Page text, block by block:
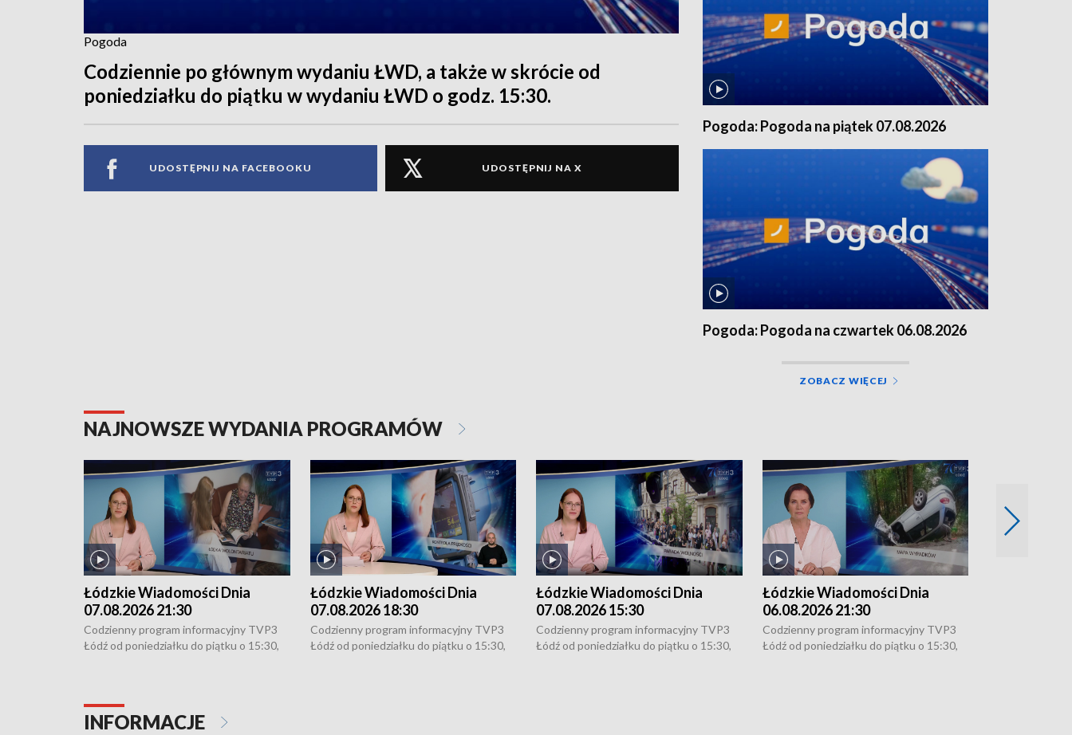
Pogoda
Codziennie po głównym wydaniu ŁWD, a także w skrócie od
poniedziałku do piątku w wydaniu ŁWD o godz. 15:30.
UDOSTĘPNIJ NA FACEBOOKU UDOSTĘPNIJ NA X
Pogoda: Pogoda na piątek 07.08.2026
Pogoda: Pogoda na czwartek 06.08.2026
ZOBACZ WIĘCEJ
NAJNOWSZE WYDANIA PROGRAMÓW
Łódzkie Wiadomości Dnia
07.08.2026 21:30
Codzienny program informacyjny TVP3
Łódź od poniedziałku do piątku o 15:30,
Łódzkie Wiadomości Dnia
07.08.2026 18:30
Codzienny program informacyjny TVP3
Łódź od poniedziałku do piątku o 15:30,
Łódzkie Wiadomości Dnia
07.08.2026 15:30
Codzienny program informacyjny TVP3
Łódź od poniedziałku do piątku o 15:30,
Łódzkie Wiadomości Dnia
06.08.2026 21:30
Codzienny program informacyjny TVP3
Łódź od poniedziałku do piątku o 15:30,
INFORMACJE